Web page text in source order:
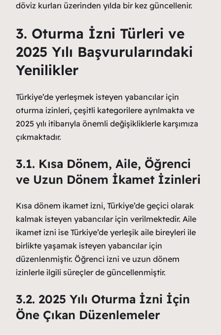
döviz kurları üzerinden yılda bir kez güncellenir.
3. Oturma İzni Türleri ve
2025 Yılı Başvurularındaki
Yenilikler
Türkiye’de yerleşmek isteyen yabancılar için
oturma izinleri, çeşitli kategorilere ayrılmakta ve
2025 yılı itibarıyla önemli değişikliklerle karşımıza
çıkmaktadır.
3.1. Kısa Dönem, Aile, Öğrenci
ve Uzun Dönem İkamet İzinleri
Kısa dönem ikamet izni, Türkiye’de geçici olarak
kalmak isteyen yabancılar için verilmektedir. Aile
ikamet izni ise Türkiye’de yerleşik aile bireyleri ile
birlikte yaşamak isteyen yabancılar için
düzenlenmiştir. Öğrenci izni ve uzun dönem
izinlerle ilgili süreçler de güncellenmiştir.
3.2. 2025 Yılı Oturma İzni İçin
Öne Çıkan Düzenlemeler